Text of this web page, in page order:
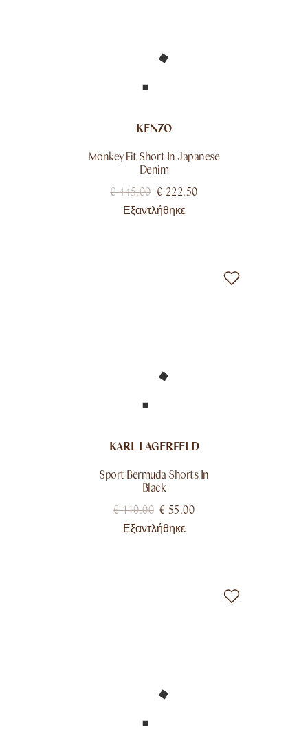
KENZO
Monkey Fit Short In Japanese
Denim
€445.00 € 222.50
Εξαντλήθηκε
KARL LAGERFELD
Sport Bermuda Shorts In
Black
€110.00 € 55.00
Εξαντλήθηκε